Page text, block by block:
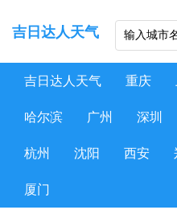
吉日达人天气
吉日达人天气 重庆
哈尔滨 广州 深圳
杭州 沈阳 西安
厦门